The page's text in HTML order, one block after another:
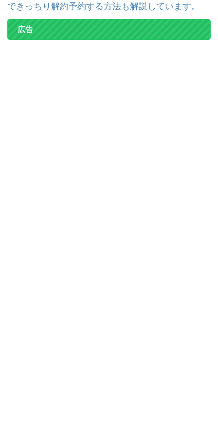
できっちり解約予約する方法も解説しています。
広告